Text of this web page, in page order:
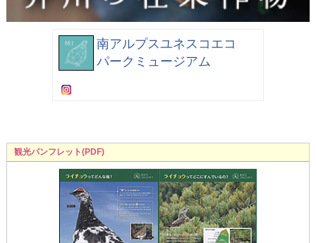
南アルプスユネスコエコ
パークミュージアム
観光パンフレット(PDF)